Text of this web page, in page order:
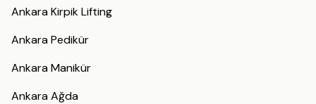
Ankara Kirpik Lifting
Ankara Pedikür
Ankara Manikür
Ankara Ağda